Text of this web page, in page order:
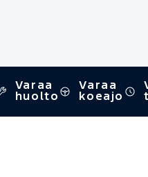
Varaa
huolto
Varaa
koeajo